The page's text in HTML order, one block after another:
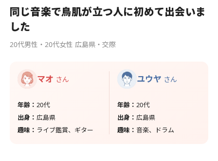
同じ音楽で鳥肌が立つ人に初めて出会いま
した
20代男性・20代女性 広島県・交際
マオ さん
年齢： 20代
出身： 広島県
趣味： ライブ鑑賞、ギター
ユウヤ さん
年齢： 20代
出身： 広島県
趣味： 音楽、ドラム